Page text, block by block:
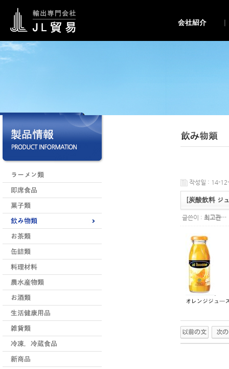
작성일 : 14-
[炭酸飲料 ジ
글쓴이 : 최고관…
オレンジジュー